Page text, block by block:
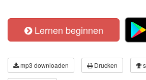
Lernen beginnen
mp3 downloaden Drucken